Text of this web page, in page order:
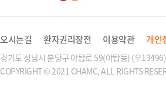
오시는길 환자권리장전 이용약관 개인
경기도 성남시 분당구 야탑로 59(야탑동) (우
COPYRIGHT © 2021 CHAMC, ALL RIGHTS